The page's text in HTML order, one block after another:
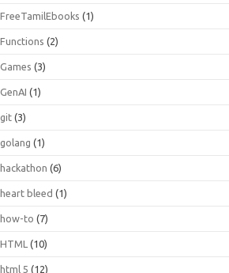
FreeTamilEbooks (1)
Functions (2)
Games (3)
GenAI (1)
git (3)
golang (1)
hackathon (6)
heart bleed (1)
how-to (7)
HTML (10)
html 5 (12)